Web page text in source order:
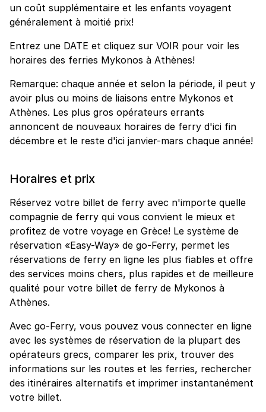
un coût supplémentaire et les enfants voyagent
généralement à moitié prix!
Entrez une DATE et cliquez sur VOIR pour voir les
horaires des ferries Mykonos à Athènes!
Remarque: chaque année et selon la période, il peut y
avoir plus ou moins de liaisons entre Mykonos et
Athènes. Les plus gros opérateurs errants
annoncent de nouveaux horaires de ferry d'ici fin
décembre et le reste d'ici janvier-mars chaque année!
Horaires et prix
Réservez votre billet de ferry avec n'importe quelle
compagnie de ferry qui vous convient le mieux et
profitez de votre voyage en Grèce! Le système de
réservation «Easy-Way» de go-Ferry, permet les
réservations de ferry en ligne les plus fiables et offre
des services moins chers, plus rapides et de meilleure
qualité pour votre billet de ferry de Mykonos à
Athènes.
Avec go-Ferry, vous pouvez vous connecter en ligne
avec les systèmes de réservation de la plupart des
opérateurs grecs, comparer les prix, trouver des
informations sur les routes et les ferries, rechercher
des itinéraires alternatifs et imprimer instantanément
votre billet.